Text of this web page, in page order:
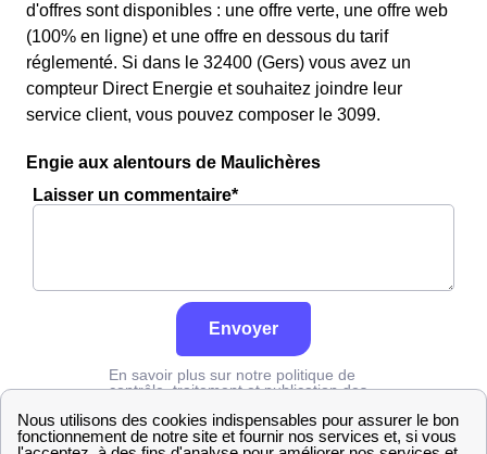
d'offres sont disponibles : une offre verte, une offre web
(100% en ligne) et une offre en dessous du tarif
réglementé. Si dans le 32400 (Gers) vous avez un
compteur Direct Energie et souhaitez joindre leur
service client, vous pouvez composer le 3099.
Engie aux alentours de Maulichères
Laisser un commentaire*
Envoyer
En savoir plus sur notre politique de
contrôle, traitement et publication des